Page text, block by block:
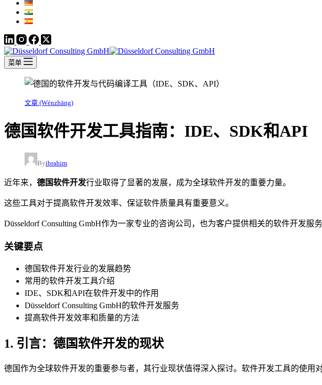
菜单
文章 (Wénzhāng)
德国软件开发工具指南：IDE、SDK和API
Byibrahim
近年来， 德国软件开发行业取得了显著的发展，成为全球软件开发的重要力量。
这些工具对于提高软件开发效率、保证软件质量具有重要意义。
Düsseldorf Consulting GmbH作为一家专业的咨询公司，也为客户提供相关的软件开发
关键要点
德国软件开发行业的发展趋势
常用的软件开发工具介绍
IDE、SDK和API在软件开发中的作用
Düsseldorf Consulting GmbH的软件开发服务
提高软件开发效率和质量的方法
1. 引言：德国软件开发的现状
德国作为全球软件开发的重要参与者，其行业现状值得深入探讨。软件开发工具的使用